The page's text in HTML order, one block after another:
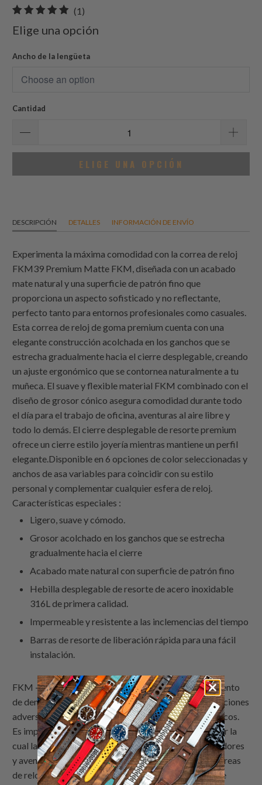
(1)
total
reseñas
Elige una opción
Ancho de la lengüeta
Cantidad
ELIGE UNA OPCIÓN
DESCRIPCIÓN DETALLES INFORMACIÓN DE ENVÍO
Experimenta la máxima comodidad con la correa de reloj
FKM39 Premium Matte FKM, diseñada con un acabado
mate natural y una superficie de patrón fino que
proporciona un aspecto sofisticado y no reflectante,
perfecto tanto para entornos profesionales como casuales.
Esta correa de reloj de goma premium cuenta con una
elegante construcción acolchada en los ganchos que se
estrecha gradualmente hacia el cierre desplegable, creando
un ajuste ergonómico que se contornea naturalmente a tu
muñeca. El suave y flexible material FKM combinado con el
diseño de grosor cónico asegura comodidad durante todo
el día para el trabajo de oficina, aventuras al aire libre y
todo lo demás. El cierre desplegable de resorte premium
ofrece un cierre estilo joyería mientras mantiene un perfil
elegante.Disponible en 6 opciones de color seleccionadas y
anchos de asa variables para coincidir con su estilo
personal y complementar cualquier esfera de reloj.
Características especiales :
Ligero, suave y cómodo.
Grosor acolchado en los ganchos que se estrecha
gradualmente hacia el cierre
Acabado mate natural con superficie de patrón fino
Hebilla desplegable de resorte de acero inoxidable
316L de primera calidad.
Impermeable y resistente a las inclemencias del tiempo
Barras de resorte de liberación rápida para una fácil
instalación.
FKM - Fluoroelastómero, un material de alto rendimiento
de densidad excepcional, diseñado para resistir condiciones
adversas como altas temperaturas y productos químicos.
Es impermeable e ideal para uso al aire libre, razón por la
cual las correas FKM son muy populares entre buceadores
y aventureros. Sin duda, esta es una de las mejores correas
de reloj de goma que funcionan bien con sus relojes de